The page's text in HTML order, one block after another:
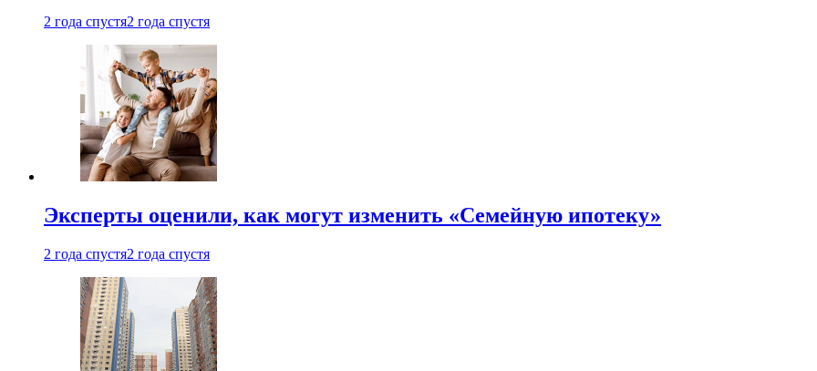
2 года спустя2 года спустя
Эксперты оценили, как могут изменить «Семейную ипотеку»
2 года спустя2 года спустя